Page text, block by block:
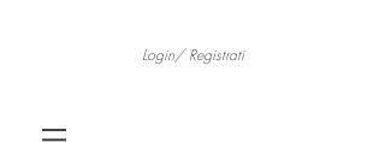
Login/ Registrati